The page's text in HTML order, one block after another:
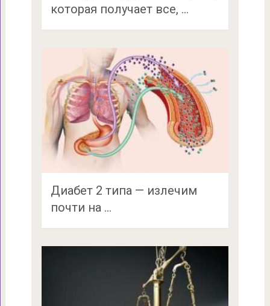
которая получает все, …
Диабет 2 типа — излечим
почти на …